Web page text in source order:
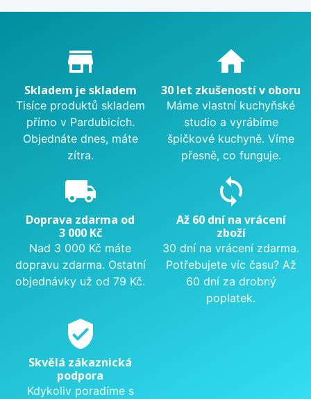
Proč nakupovat u nás?
store_mall_directory
Skladem je skladem
Tisíce produktů skladem
přímo v Pardubicích.
Objednáte dnes, máte
zítra.
home
30 let zkušeností v oboru
Máme vlastní kuchyňské
studio a vyrábíme
špičkové kuchyně. Víme
přesně, co funguje.
local_shipping
Doprava zdarma od
3 000 Kč
Nad 3 000 Kč máte
dopravu zdarma. Ostatní
objednávky už od 79 Kč.
sync
Až 60 dní na vrácení
zboží
30 dní na vrácení zdarma.
Potřebujete víc času? Až
60 dní za drobný
poplatek.
verified_user
Skvělá zákaznická
podpora
Kdykoliv poradíme s